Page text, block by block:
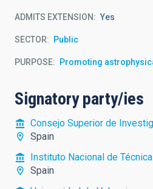
ADMITS EXTENSION Yes
SECTOR Public
PURPOSE Promoting
Signatory party/ies
Consejo Superior de
Spain
Instituto Nacional de
Spain